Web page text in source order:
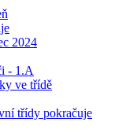
2024
- 1.A
ve třídě
třídy pokračuje